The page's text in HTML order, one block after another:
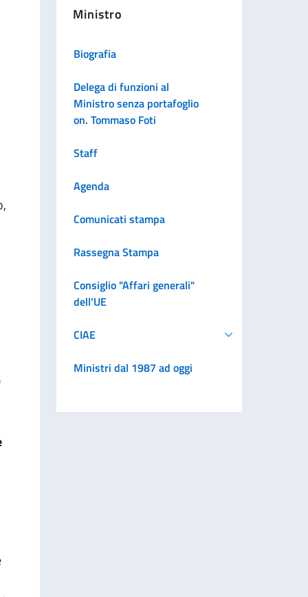
Ministro
Biografia
Delega di funzioni al
Ministro senza portafoglio
on. Tommaso Foti
Staff
Agenda
Comunicati stampa
Rassegna Stampa
Consiglio "Affari generali"
dell'UE
CIAE
Ministri dal 1987 ad oggi